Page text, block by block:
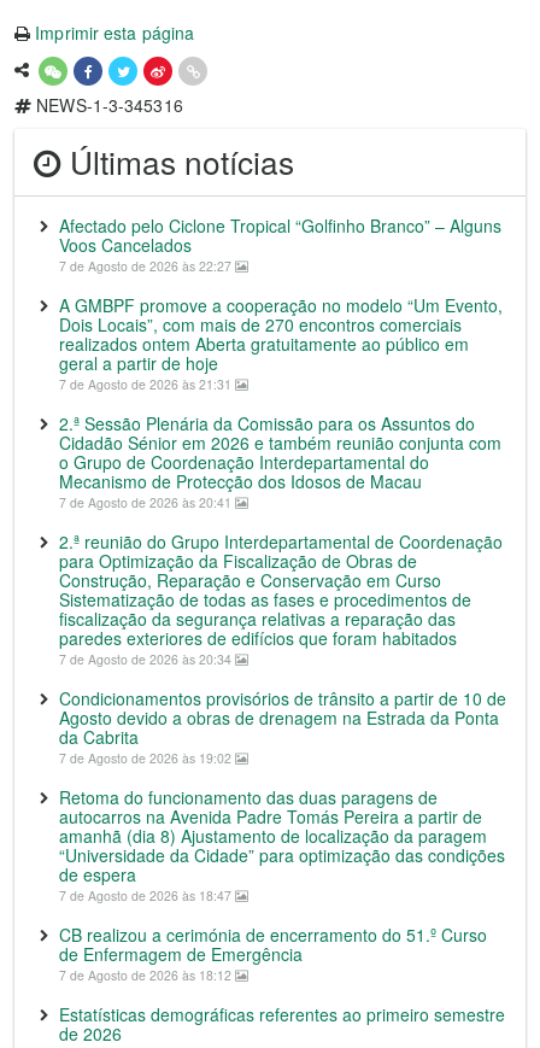
Imprimir esta página
NEWS-1-3-345316
Últimas notícias
Afectado pelo Ciclone Tropical “Golfinho Branco” – Alguns
Voos Cancelados
7 de Agosto de 2026 às 22:27
A GMBPF promove a cooperação no modelo “Um Evento,
Dois Locais”, com mais de 270 encontros comerciais
realizados ontem Aberta gratuitamente ao público em
geral a partir de hoje
7 de Agosto de 2026 às 21:31
2.ª Sessão Plenária da Comissão para os Assuntos do
Cidadão Sénior em 2026 e também reunião conjunta com
o Grupo de Coordenação Interdepartamental do
Mecanismo de Protecção dos Idosos de Macau
7 de Agosto de 2026 às 20:41
2.ª reunião do Grupo Interdepartamental de Coordenação
para Optimização da Fiscalização de Obras de
Construção, Reparação e Conservação em Curso
Sistematização de todas as fases e procedimentos de
fiscalização da segurança relativas a reparação das
paredes exteriores de edifícios que foram habitados
7 de Agosto de 2026 às 20:34
Condicionamentos provisórios de trânsito a partir de 10 de
Agosto devido a obras de drenagem na Estrada da Ponta
da Cabrita
7 de Agosto de 2026 às 19:02
Retoma do funcionamento das duas paragens de
autocarros na Avenida Padre Tomás Pereira a partir de
amanhã (dia 8) Ajustamento de localização da paragem
“Universidade da Cidade” para optimização das condições
de espera
7 de Agosto de 2026 às 18:47
CB realizou a cerimónia de encerramento do 51.º Curso
de Enfermagem de Emergência
7 de Agosto de 2026 às 18:12
Estatísticas demográficas referentes ao primeiro semestre
de 2026